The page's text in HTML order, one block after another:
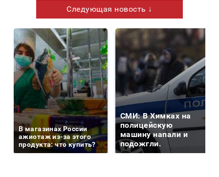
Следующая новость ↓
В магазинах России
ажиотаж из-за этого
продукта: что купить?
СМИ: В Химках на
полицейскую
машину напали и
подожгли.